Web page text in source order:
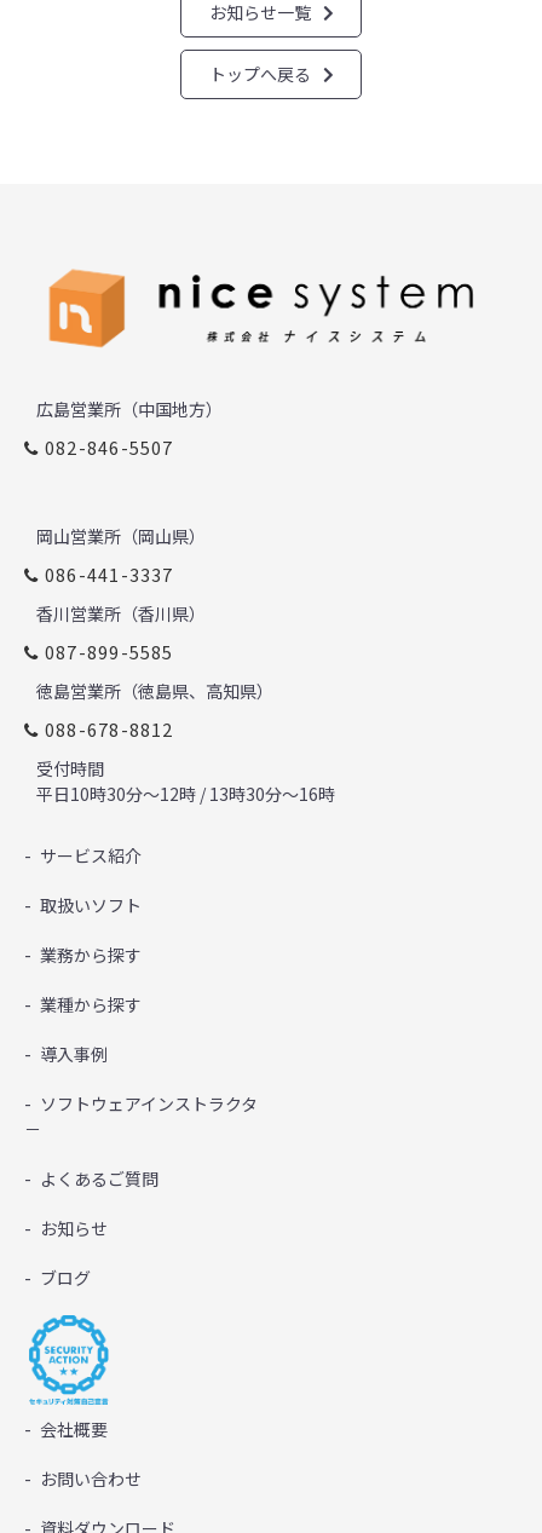
お知らせ一覧
トップへ戻る
広島営業所（中国地方）
082-846-5507
岡山営業所（岡山県）
086-441-3337
香川営業所（香川県）
087-899-5585
徳島営業所（徳島県、高知県）
088-678-8812
受付時間
平日10時30分～12時 / 13時30分～16時
サービス紹介
取扱いソフト
業務から探す
業種から探す
導入事例
ソフトウェアインストラクタ
－
よくあるご質問
お知らせ
ブログ
会社概要
お問い合わせ